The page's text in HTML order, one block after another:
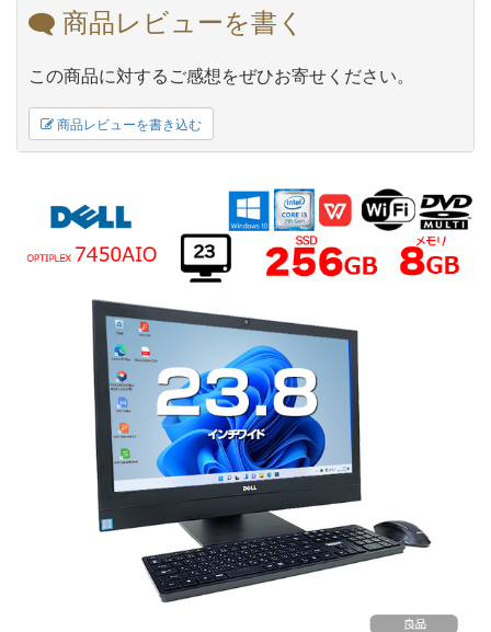
商品レビューを書く
この商品に対するご感想をぜひお寄せください。
商品レビューを書き込む